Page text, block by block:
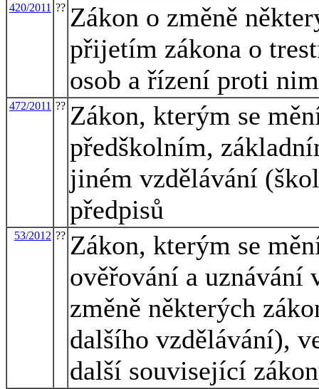
420/2011 ?? Zákon o změně
přijetím zákona o
osob a řízení proti nim
472/2011 ?? Zákon, kterým se
předškolním,
jiném vzdělávání
předpisů
53/2012 ?? Zákon, kterým se
ověřování a uznávání
změně některých
dalšího vzdělávání),
další související